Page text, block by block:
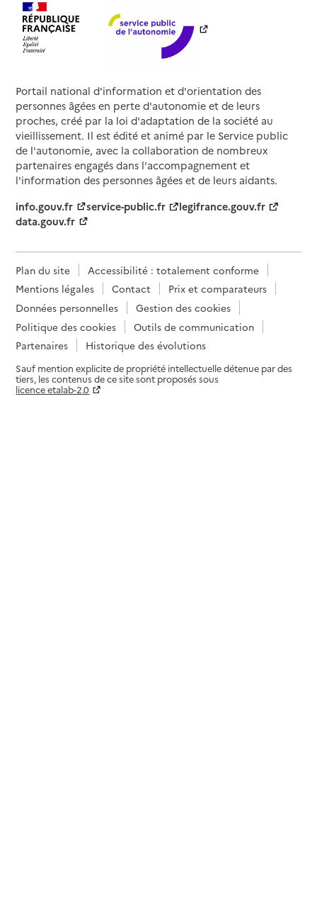
Portail national d'information et d'orientation des
personnes âgées en perte d'autonomie et de leurs
proches, créé par la loi d'adaptation de la société au
vieillissement. Il est édité et animé par le Service public
de l'autonomie, avec la collaboration de nombreux
partenaires engagés dans l'accompagnement et
l'information des personnes âgées et de leurs aidants.
info.gouv.fr
service-public.fr
legifrance.gouv.fr
data.gouv.fr
Plan du site
Accessibilité : totalement conforme
Mentions légales
Contact
Prix et comparateurs
Données personnelles
Gestion des cookies
Politique des cookies
Outils de communication
Partenaires
Historique des évolutions
Sauf mention explicite de propriété intellectuelle détenue par des
tiers, les contenus de ce site sont proposés sous
licence etalab-2.0